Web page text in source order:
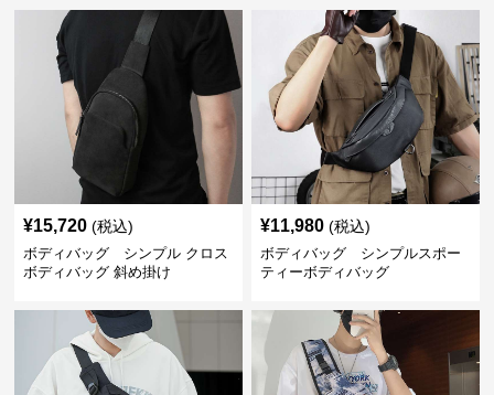
¥15,720 (税込)
ボディバッグ シンプル クロス
ボディバッグ 斜め掛け
¥11,980 (税込)
ボディバッグ シンプルスポー
ティーボディバッグ